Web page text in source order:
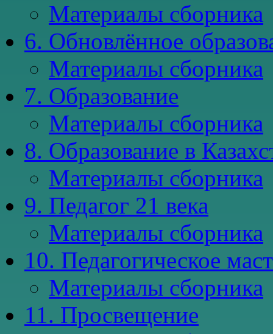
Материалы сборника
6. Обновлённое
Материалы сборника
7. Образование
Материалы сборника
8. Образование в
Материалы сборника
9. Педагог 21 века
Материалы сборника
10. Педагогическое
Материалы сборника
11. Просвещение